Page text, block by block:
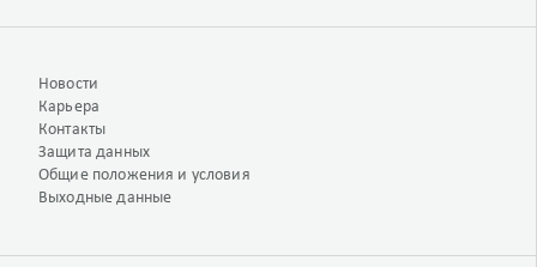
Новости
Карьера
Контакты
Защита данных
Общие положения и условия
Выходные данные